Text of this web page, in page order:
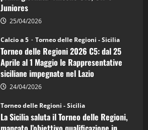
Juniores
25/04/2026
Calcio a 5 Torneo delle Regioni - Sicilia
Torneo delle Regioni 2026 C5: dal 25
Aprile al 1 Maggio le Rappresentative
siciliane impegnate nel Lazio
24/04/2026
Torneo delle Regioni - Sicilia
La Sicilia saluta il Torneo delle Regioni,